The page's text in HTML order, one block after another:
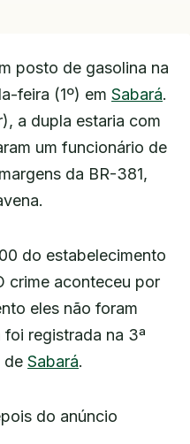
posto de gasolina na
feira (1º) em Sabará.
a dupla estaria com
um funcionário de
da BR-381,
do estabelecimento
crime aconteceu por
eles não foram
registrada na 3ª
de Sabará.
do anúncio